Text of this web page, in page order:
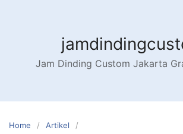
Jam Dinding Custom Jakarta
Home
Artikel